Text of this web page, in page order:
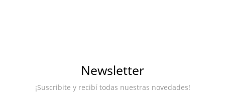
Newsletter
¡Suscribite y recibí todas nuestras novedades!